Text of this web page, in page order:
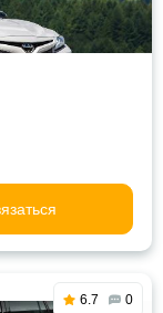
6.7 0